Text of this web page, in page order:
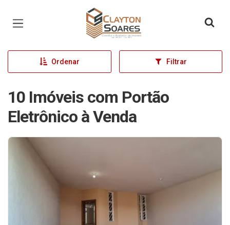
Página inicial
Ordenar Filtrar
10 Imóveis com Portão
Eletrônico à Venda